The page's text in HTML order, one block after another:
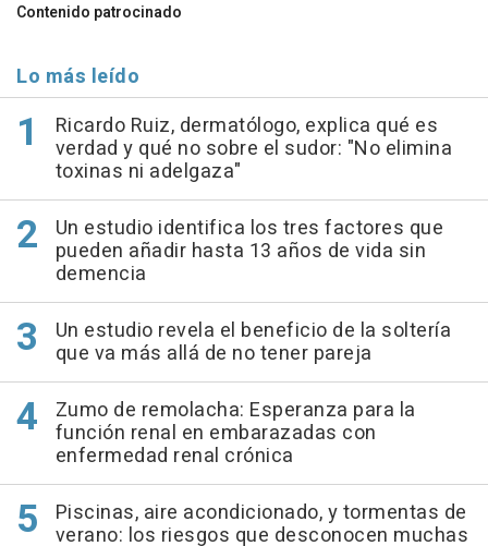
Contenido patrocinado
Lo más leído
Ricardo Ruiz, dermatólogo, explica qué es
verdad y qué no sobre el sudor: "No elimina
toxinas ni adelgaza"
Un estudio identifica los tres factores que
pueden añadir hasta 13 años de vida sin
demencia
Un estudio revela el beneficio de la soltería
que va más allá de no tener pareja
Zumo de remolacha: Esperanza para la
función renal en embarazadas con
enfermedad renal crónica
Piscinas, aire acondicionado, y tormentas de
verano: los riesgos que desconocen muchas